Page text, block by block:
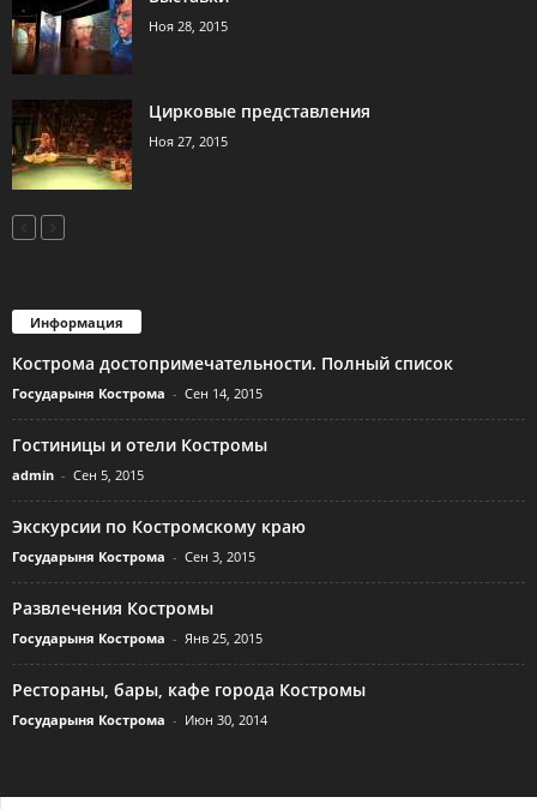
Ноя 28, 2015
Цирковые представления
Ноя 27, 2015
Информация
Кострома достопримечательности. Полный список
Государыня Кострома - Сен 14, 2015
Гостиницы и отели Костромы
admin - Сен 5, 2015
Экскурсии по Костромскому краю
Государыня Кострома - Сен 3, 2015
Развлечения Костромы
Государыня Кострома - Янв 25, 2015
Рестораны, бары, кафе города Костромы
Государыня Кострома - Июн 30, 2014